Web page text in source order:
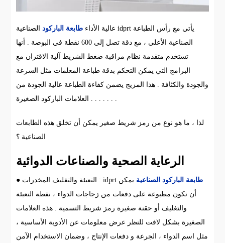
عالية الأداء طابعة الباركودالصناعية idprt يأتي مع رأس الطباعة
الصناعية الأعلى ، مع دقة تصل إلى 600 نقطة في البوصة . أنها
تستخدم متقدمة نظام مراقبة ضغط الشريط آلية الاقتران مع
البرامج التي يمكن التحكم بدقة طباعة المعلمات مثل السرعة
والجودة والكثافة . هذا المزيج يضمن كفاءة الطباعة عالية الجودة من
لذا ، ما هو نوع من رمز شريط صغير يمكن أن تخلق هذه الطابعات
الصناعية ؟
الرعاية الصحية والصناعات الدوائية
● التعبئة والتغليف المخدرات : idprt طابعة الباركود الصناعية يمكن
أن تكون مطبوعة على دفعات من زجاجات الدواء ، نفطة التعبئة
والتغليف أو حقنة صغيرة رمز شريط التسمية . هذه العلامات
الصغيرة بشكل لافت للنظر عرض معلومات عن الأدوية الأساسية ،
مثل اسم الدواء ، الجرعة و دفعات الإنتاج ، وضمان الاستخدام الآمن